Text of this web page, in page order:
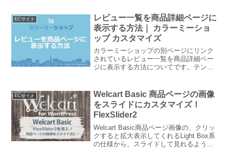
き、戸惑ったりします。 例えばCSVデー
ターをダウンロ...
ECサイト
レビュー一覧を商品詳細ページに
表示する方法｜ カラーミーショ
ップ カスタマイズ
カラーミーショップの別ページにリンク
されているレビュー一覧を商品詳細ペー
ジに表示する方法についてです。テンプ
ムーズにできるようにメモしています
が、いろいろなテンプレ...
ECサイト
Welcart Basic 商品ページの画像
をスライドにカスタマイズ！
FlexSlider2
Welcart Basic商品ページ画像の、クリッ
クすると拡大表示してくれるLight Box系
の仕様から、スライドして見れるように